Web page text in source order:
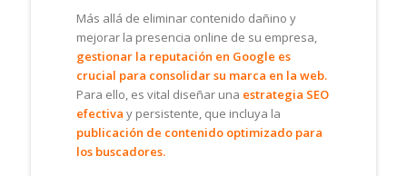
Más allá de eliminar contenido dañino y
mejorar la presencia online de su empresa,
gestionar la reputación en Google es
crucial para consolidar su marca en la web.
Para ello, es vital diseñar una estrategia SEO
efectiva y persistente, que incluya la
publicación de contenido optimizado para
los buscadores.